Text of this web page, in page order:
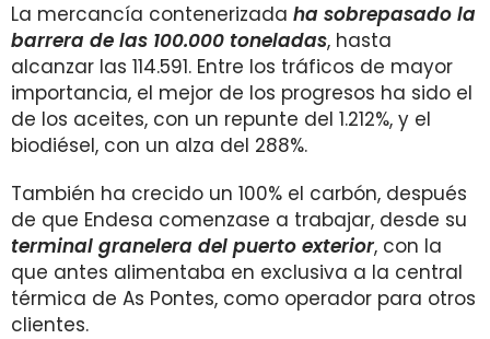
La mercancía contenerizada ha sobrepasado la
barrera de las 100.000 toneladas, hasta
alcanzar las 114.591. Entre los tráficos de mayor
importancia, el mejor de los progresos ha sido el
de los aceites, con un repunte del 1.212%, y el
biodiésel, con un alza del 288%.
También ha crecido un 100% el carbón, después
de que Endesa comenzase a trabajar, desde su
terminal granelera del puerto exterior, con la
que antes alimentaba en exclusiva a la central
térmica de As Pontes, como operador para otros
clientes.